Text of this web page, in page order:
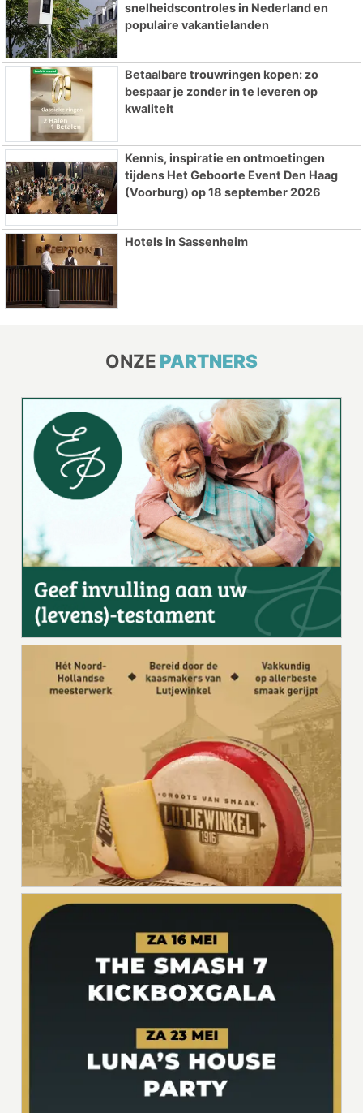
snelheidscontroles in Nederland en
populaire vakantielanden
Betaalbare trouwringen kopen: zo
bespaar je zonder in te leveren op
kwaliteit
Kennis, inspiratie en ontmoetingen
tijdens Het Geboorte Event Den Haag
(Voorburg) op 18 september 2026
Hotels in Sassenheim
ONZE PARTNERS